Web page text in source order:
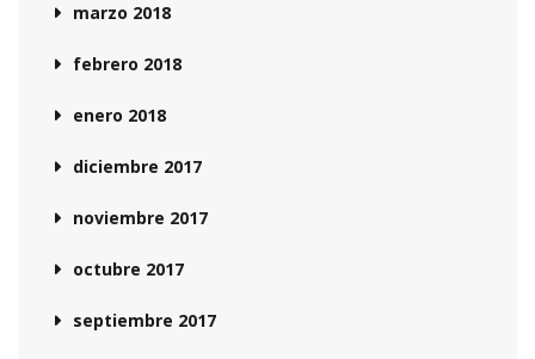
marzo 2018
febrero 2018
enero 2018
diciembre 2017
noviembre 2017
octubre 2017
septiembre 2017